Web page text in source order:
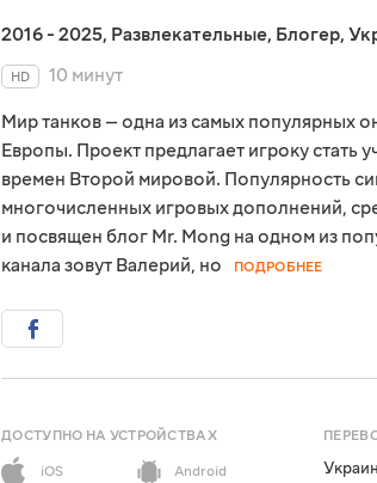
2016 - 2025, Развлекательные, Блогер,
HD
10 минут
Мир танков — одна из самых популярных
Европы. Проект предлагает игроку стать
времен Второй мировой. Популярность
многочисленных игровых дополнений,
и посвящен блог Mr. Mong на одном из
канала зовут Валерий, но
ПОДРОБНЕЕ
ДОСТУПНО НА УСТРОЙСТВАХ
iOS
Android